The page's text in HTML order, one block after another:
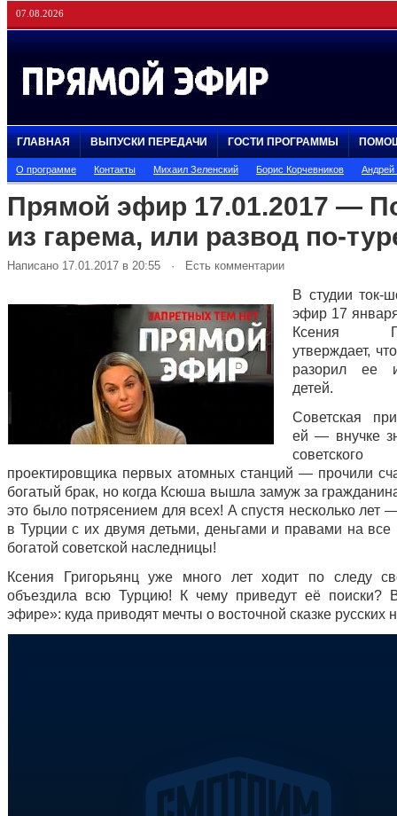
07.08.2026
ГЛАВНАЯ ВЫПУСКИ ПЕРЕДАЧИ ГОСТИ ПРОГРАММЫ
О программе Контакты Михаил Зеленский Борис Корчевников
Прямой эфир 17.01.2017 —
из гарема, или развод по-
Написано 17.01.2017 в 20:55 · Есть комментарии
В студии ток-
эфир 17
Ксения
утверждает,
разорил ее
детей.
Советская
ей — внучке
советского
проектировщика первых атомных станций — прочили
богатый брак, но когда Ксюша вышла замуж за
это было потрясением для всех! А спустя несколько лет
в Турции с их двумя детьми, деньгами и правами на все
богатой советской наследницы!
Ксения Григорьянц уже много лет ходит по следу
объездила всю Турцию! К чему приведут её поиски?
эфире»: куда приводят мечты о восточной сказке русских